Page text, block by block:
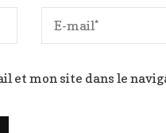
et mon site dans le